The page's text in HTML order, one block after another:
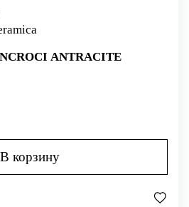
ANTRACITE
В корзину